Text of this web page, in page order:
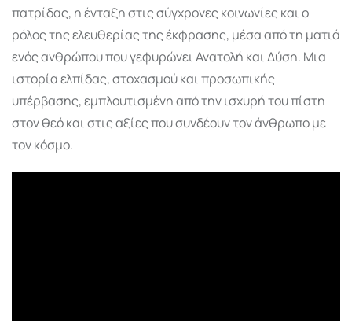
πατρίδας, η ένταξη στις σύγχρονες κοινωνίες και ο
ρόλος της ελευθερίας της έκφρασης, μέσα από τη ματιά
ενός ανθρώπου που γεφυρώνει Ανατολή και Δύση. Μια
ιστορία ελπίδας, στοχασμού και προσωπικής
υπέρβασης, εμπλουτισμένη από την ισχυρή του πίστη
στον θεό και στις αξίες που συνδέουν τον άνθρωπο με
τον κόσμο.